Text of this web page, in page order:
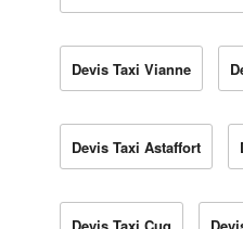
Devis Taxi Vianne
Devis Taxi Astaffort